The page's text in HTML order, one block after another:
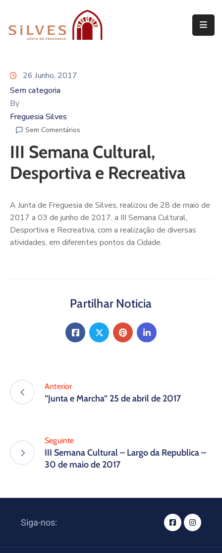
de
Freguesia
Assembleia
Freguesia
Projetos
26 Junho, 2017
Sem categoria
By
Freguesia Silves
Sem Comentários
III Semana Cultural,
Desportiva e Recreativa
A Junta de Freguesia de Silves, realizou de 28 de maio de
2017 a 03 de junho de 2017, a III Semana Cultural,
Desportiva e Recreativa, com a realização de diversas
atividades, em diferentes pontos da Cidade.
Partilhar Noticia
Anterior
“Junta e Marcha” 25 de abril de 2017
Seguinte
III Semana Cultural – Largo da Republica –
30 de maio de 2017
Siga-nos: